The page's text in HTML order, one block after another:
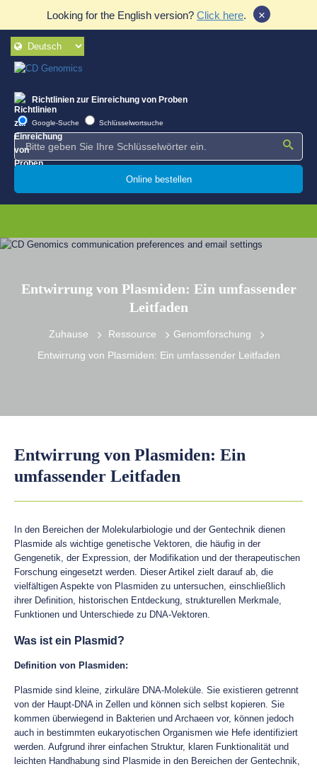
Looking for the English version? Click here. ×
Richtlinien zur Einreichung von Proben
Google-Suche Schlüsselwortsuche
Online bestellen
Entwirrung von Plasmiden: Ein umfassender
Leitfaden
Zuhause Ressource
Genomforschung
Entwirrung von Plasmiden: Ein umfassender Leitfaden
Entwirrung von Plasmiden: Ein
umfassender Leitfaden
In den Bereichen der Molekularbiologie und der Gentechnik dienen
Plasmide als wichtige genetische Vektoren, die häufig in der
Gengenetik, der Expression, der Modifikation und der therapeutischen
Forschung eingesetzt werden. Dieser Artikel zielt darauf ab, die
vielfältigen Aspekte von Plasmiden zu untersuchen, einschließlich
ihrer Definition, historischen Entdeckung, strukturellen Merkmale,
Funktionen und Unterschiede zu DNA-Vektoren.
Was ist ein Plasmid?
Definition von Plasmiden:
Plasmide sind kleine, zirkuläre DNA-Moleküle. Sie existieren getrennt
von der Haupt-DNA in Zellen und können sich selbst kopieren. Sie
kommen überwiegend in Bakterien und Archaeen vor, können jedoch
auch in bestimmten eukaryotischen Organismen wie Hefe identifiziert
werden. Aufgrund ihrer einfachen Struktur, klaren Funktionalität und
leichten Handhabung sind Plasmide in den Bereichen der Gentechnik,